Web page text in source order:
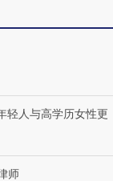
轻人与高学历女性更
师